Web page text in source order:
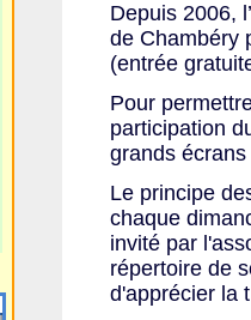
Depuis 2006,
de Chambéry
(entrée
Pour
participation
grands
Le principe
chaque
invité par
répertoire de
d'apprécier la